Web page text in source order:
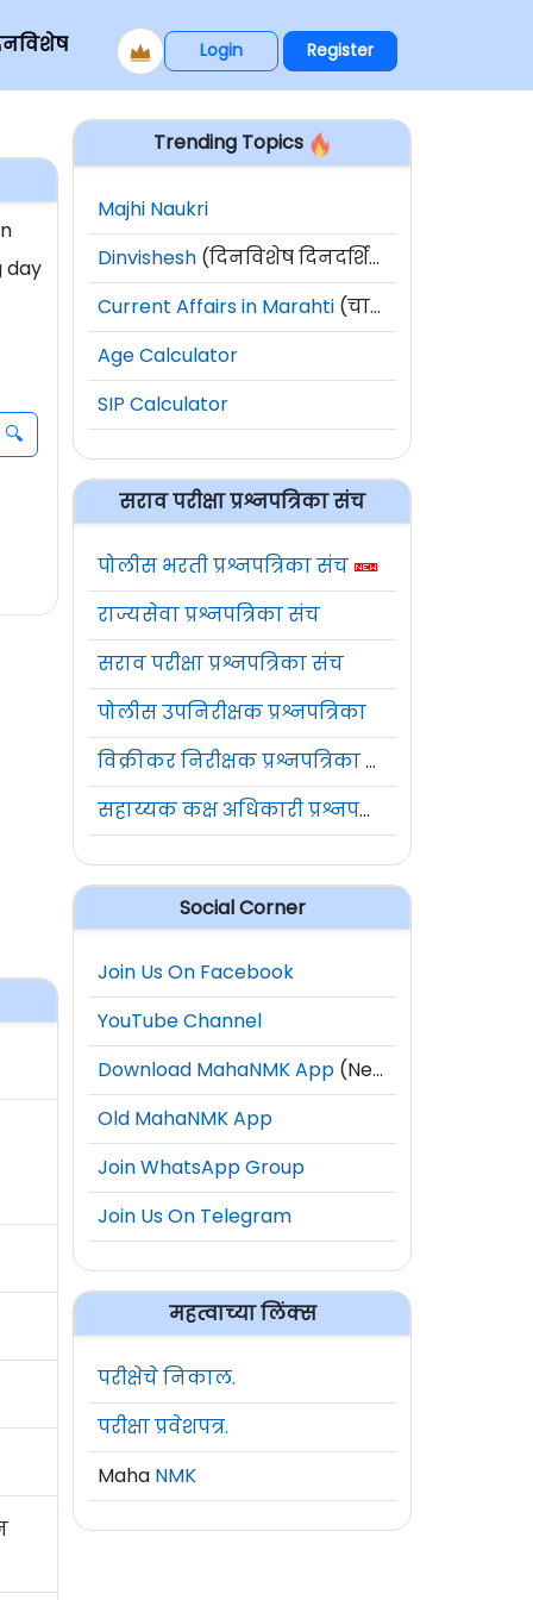
Login Register
day
Trending Topics
Majhi Naukri
Dinvishesh (दिनविशेष दिनदर्शिका)
Current Affairs in Marahti (चालू घडामोडी)
Age Calculator
SIP Calculator
सराव परीक्षा प्रश्नपत्रिका संच
पोलीस भरती प्रश्नपत्रिका संच
राज्यसेवा प्रश्नपत्रिका संच
सराव परीक्षा प्रश्नपत्रिका संच
पोलीस उपनिरीक्षक प्रश्नपत्रिका
विक्रीकर निरीक्षक प्रश्नपत्रिका संच
सहाय्यक कक्ष अधिकारी प्रश्नपत्रिका संच
Social Corner
Join Us On Facebook
YouTube Channel
Download MahaNMK App (New)
Old MahaNMK App
Join WhatsApp Group
Join Us On Telegram
महत्वाच्या लिंक्स
परीक्षेचे निकाल.
परीक्षा प्रवेशपत्र.
Maha NMK